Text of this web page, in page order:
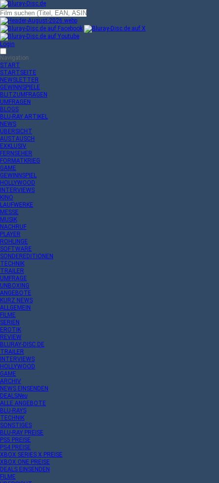
Login
Navigation
START
STARTSEITE
NEWSLETTER
GEWINNSPIELE
BLITZUMFRAGEN
UMFRAGEN
BLOGS
BLU-RAY ARTIKEL
NEWS
ÜBERSICHT
AUSTAUSCH
EXKLUSIV
FERNSEHER
FORMATKRIEG
GAME
GEWINNSPIEL
HOLLYWOOD
INTERVIEWS
KINO
LAUFWERKE
MESSE
MUSIK
NACHRUF
PLAYER
ROHLINGE
SOFTWARE
SONDEREDITIONEN
TECHNIK
TRAILER
UMFRAGE
UNBOXING
ANGEBOTE
KURZ NEWS
ALLGEMEIN
FILME
SERIEN
EROTIK
REVIEW
BLURAY-DISC.DE
TRAILER
INTERVIEWS
HOLLYWOOD
GAME
ARCHIV
NEWS EINSENDEN
DEALSNeu
ALLE ANGEBOTE
BLU-RAYS
TECHNIK
SONSTIGES
BLU-RAY PREISE
PS5 PREISE
PS4 PREISE
XBOX SERIES X PREISE
XBOX ONE PREISE
DEALS EINSENDEN
FILME